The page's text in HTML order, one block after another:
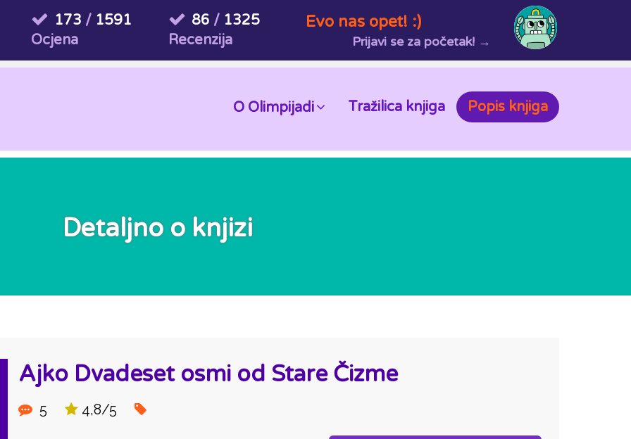
173 / 1591
Ocjena
86 / 1325
Recenzija
Evo nas opet! :)
Prijavi se za početak! →
O Olimpijadi Tražilica knjiga Popis knjiga
Detaljno o knjizi
Ajko Dvadeset osmi od Stare Čizme
5 4,8/5